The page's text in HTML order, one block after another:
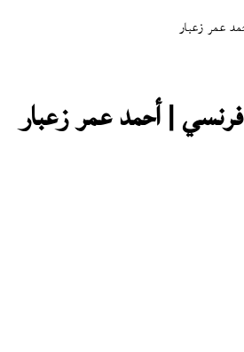
عمر زعبار
| أحمد عمر زعبار